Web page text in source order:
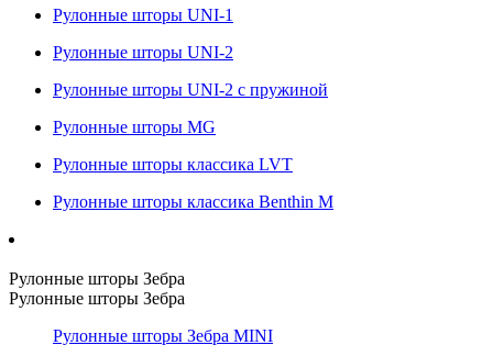
Рулонные шторы UNI-1
Рулонные шторы UNI-2
Рулонные шторы UNI-2 с пружиной
Рулонные шторы MG
Рулонные шторы классика LVT
Рулонные шторы классика Benthin M
Рулонные шторы Зебра
Рулонные шторы Зебра
Рулонные шторы Зебра MINI